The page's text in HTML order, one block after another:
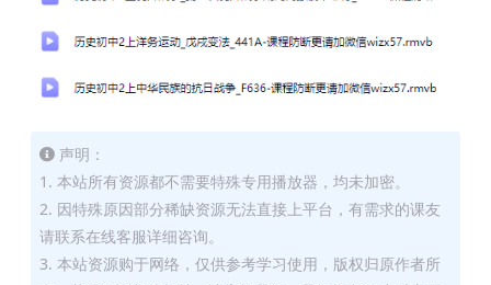
声明：
1. 本站所有资源都不需要特殊专用播放器，均未加密。
2. 因特殊原因部分稀缺资源无法直接上平台，有需求的课友
请联系在线客服详细咨询。
3. 本站资源购于网络，仅供参考学习使用，版权归原作者所